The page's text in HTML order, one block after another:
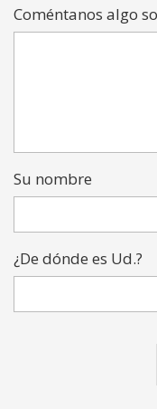
Coméntanos algo
Su nombre
¿De dónde es Ud.?